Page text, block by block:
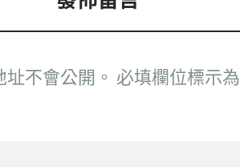
不會公開。 必填欄位標示為